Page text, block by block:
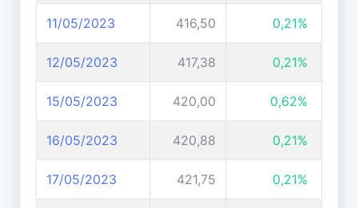
11/05/2023 416,50 0,21%
12/05/2023 417,38 0,21%
15/05/2023 420,00 0,62%
16/05/2023 420,88 0,21%
17/05/2023 421,75 0,21%